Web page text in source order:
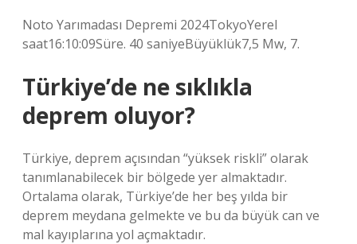
Noto Yarımadası Depremi 2024TokyoYerel
saat16:10:09Süre. 40 saniyeBüyüklük7,5 Mw, 7.
Türkiye’de ne sıklıkla
deprem oluyor?
Türkiye, deprem açısından “yüksek riskli” olarak
tanımlanabilecek bir bölgede yer almaktadır.
Ortalama olarak, Türkiye’de her beş yılda bir
deprem meydana gelmekte ve bu da büyük can ve
mal kayıplarına yol açmaktadır.